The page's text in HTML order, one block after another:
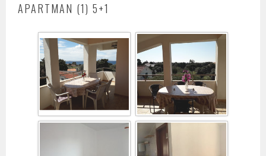
APARTMAN (1) 5+1